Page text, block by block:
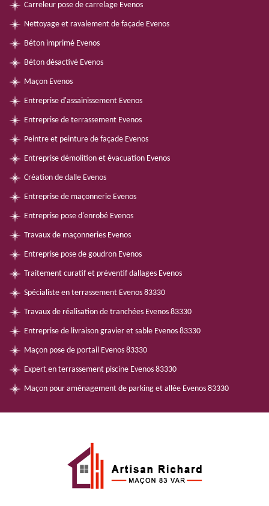
Carreleur pose de carrelage Evenos
Nettoyage et ravalement de façade Evenos
Béton imprimé Evenos
Béton désactivé Evenos
Maçon Evenos
Entreprise d'assainissement Evenos
Entreprise de terrassement Evenos
Peintre et peinture de façade Evenos
Entreprise démolition et évacuation Evenos
Création de dalle Evenos
Entreprise de maçonnerie Evenos
Entreprise pose d'enrobé Evenos
Travaux de maçonneries Evenos
Entreprise pose de goudron Evenos
Traitement curatif et préventif dallages Evenos
Spécialiste en terrassement Evenos 83330
Travaux de réalisation de tranchées Evenos 83330
Entreprise de livraison gravier et sable Evenos 83330
Maçon pose de portail Evenos 83330
Expert en terrassement piscine Evenos 83330
Maçon pour aménagement de parking et allée Evenos 83330